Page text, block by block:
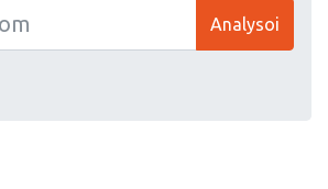
Analysoi